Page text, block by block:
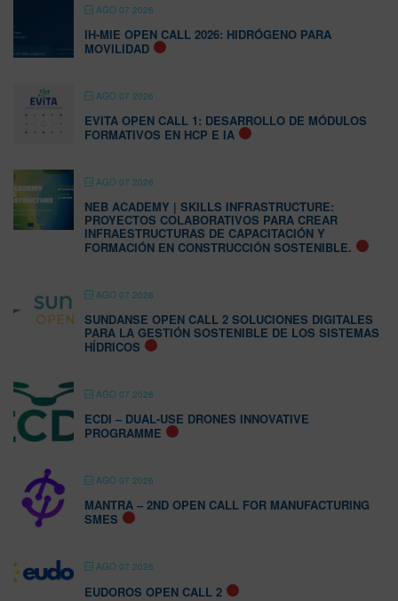
AGO 07 2026
IH-MIE OPEN CALL 2026: HIDRÓGENO PARA
MOVILIDAD
AGO 07 2026
EVITA OPEN CALL 1: DESARROLLO DE MÓDULOS
FORMATIVOS EN HCP E IA
AGO 07 2026
NEB ACADEMY | SKILLS INFRASTRUCTURE:
PROYECTOS COLABORATIVOS PARA CREAR
INFRAESTRUCTURAS DE CAPACITACIÓN Y
FORMACIÓN EN CONSTRUCCIÓN SOSTENIBLE.
AGO 07 2026
SUNDANSE OPEN CALL 2 SOLUCIONES DIGITALES
PARA LA GESTIÓN SOSTENIBLE DE LOS SISTEMAS
HÍDRICOS
AGO 07 2026
ECDI – DUAL-USE DRONES INNOVATIVE
PROGRAMME
AGO 07 2026
MANTRA – 2ND OPEN CALL FOR MANUFACTURING
SMES
AGO 07 2026
EUDOROS OPEN CALL 2